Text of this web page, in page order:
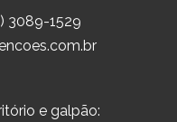
3089-1529
e galpão: